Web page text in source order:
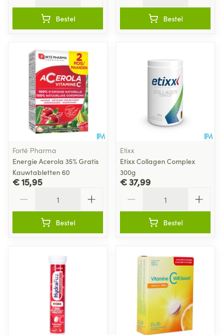
Bestel Bestel
Forté Pharma
Energie Acerola 35% Gratis
Kauwtabletten 60
€ 15,95
Bestel
Etixx
Etixx Collagen Complex
300g
€ 37,99
Bestel